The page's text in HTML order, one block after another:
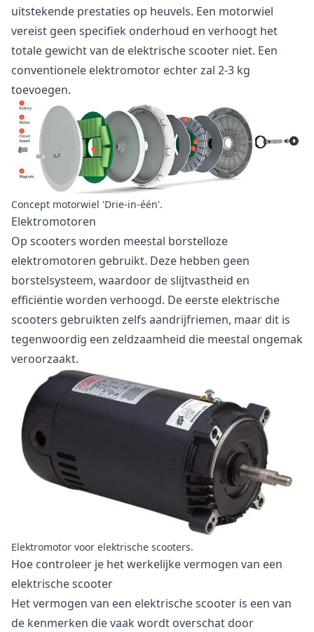
uitstekende prestaties op heuvels. Een motorwiel
vereist geen specifiek onderhoud en verhoogt het
totale gewicht van de elektrische scooter niet. Een
conventionele elektromotor echter zal 2-3 kg
toevoegen.
Concept motorwiel 'Drie-in-één'.
Elektromotoren
Op scooters worden meestal borstelloze
elektromotoren gebruikt. Deze hebben geen
borstelsysteem, waardoor de slijtvastheid en
efficiëntie worden verhoogd. De eerste elektrische
scooters gebruikten zelfs aandrijfriemen, maar dit is
tegenwoordig een zeldzaamheid die meestal ongemak
veroorzaakt.
Elektromotor voor elektrische scooters.
Hoe controleer je het werkelijke vermogen van een
elektrische scooter
Het vermogen van een elektrische scooter is een van
de kenmerken die vaak wordt overschat door